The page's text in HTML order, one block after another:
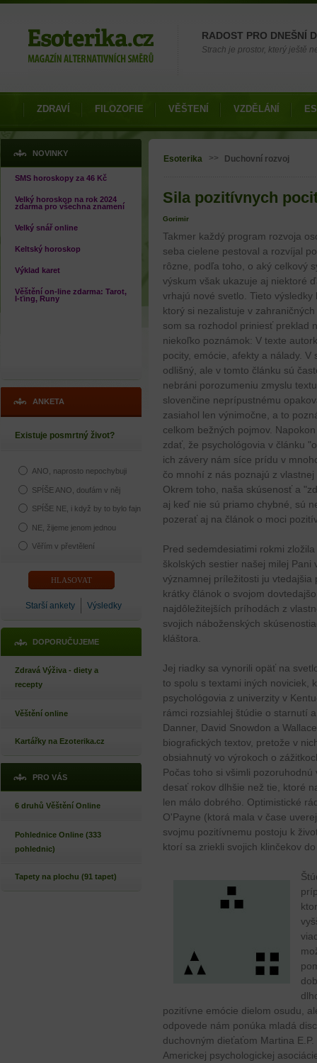
RADOST PRO DNEŠNÍ
Strach je prostor, který ještě
ZDRAVÍ FILOZOFIE VĚŠTENÍ VZDĚLÁNÍ
NOVINKY
SMS horoskopy za 46 Kč
Velký horoskop na rok 2024
zdarma pro všechna znamení
Velký snář online
Keltský horoskop
Výklad karet
Věštění on-line zdarma: Tarot,
I-ťing, Runy
ANKETA
Existuje posmrtný život?
ANO, naprosto nepochybuji
SPÍŠE ANO, doufám v něj
SPÍŠE NE, i když by to bylo fajn
NE, žijeme jenom jednou
Věřím v převtělení
Starší ankety Výsledky
DOPORUČUJEME
Zdravá Výživa - diety a
recepty
Věštění online
Kartářky na Ezoterika.cz
PRO VÁS
6 druhů Věštění Online
Pohlednice Online (333
pohlednic)
Tapety na plochu (91 tapet)
Jste zde
Esoterika >> Duchovní rozvoj
Sila pozitívnych
Gorimir
Takmer každý program rozvoja
seba cielene pestoval a rozvíjal
rôzne, podľa toho, o aký celkový
výskum však ukazuje aj niektoré
vrhajú nové svetlo. Tieto
ktorý si nezalistuje v
som sa rozhodol priniesť preklad
niekoľko poznámok: V texte
pocity, emócie, afekty a nálady.
odlišný, ale v tomto článku sú
nebráni porozumeniu zmyslu
slovenčine neprípustnému
zasiahol len výnimočne, a to
celkom bežných pojmov.
zdať, že psychológovia v článku
ich závery nám síce prídu v
čo mnohí z nás poznajú z
Okrem toho, naša skúsenosť a
aj keď nie sú priamo chybné, sú
pozerať aj na článok o moci
Pred sedemdesiatimi rokmi
školských sestier našej milej
významnej príležitosti ju
krátky článok o svojom
najdôležitejších príhodách z
svojich náboženských
kláštora.
Jej riadky sa vynorili opäť na
to spolu s textami iných noviciek,
psychológovia z univerzity v
rámci rozsiahlej štúdie o starnutí
Danner, David Snowdon a
biografických textov, pretože v
obsiahnutý vo výrokoch o
Počas toho si všimli
desať rokov dlhšie než tie, ktoré
len málo dobrého. Optimistické
O'Payne (ktorá mala v čase
svojmu pozitívnemu postoju k
ktorí sa zriekli svojich klinčekov
pozitívne emócie dielom osudu,
odpovede nám ponúka mladá
duchovným dieťaťom Martina
Americkej psychologickej